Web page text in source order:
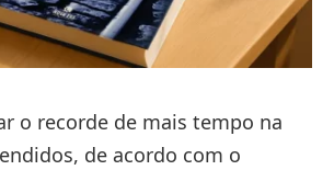
o recorde de mais tempo na
de acordo com o